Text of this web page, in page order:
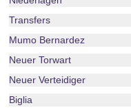
Transfers
Mumo Bernardez
Neuer Torwart
Neuer Verteidiger
Biglia